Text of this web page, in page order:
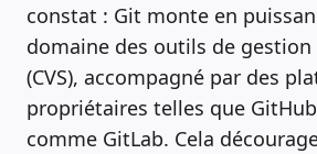
constat : Git monte en
domaine des outils de gestion
(CVS), accompagné par des
propriétaires telles que
comme GitLab. Cela